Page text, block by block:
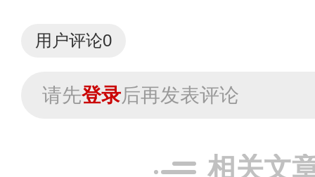
用户评论0
请先登录后再发表评论
相关文